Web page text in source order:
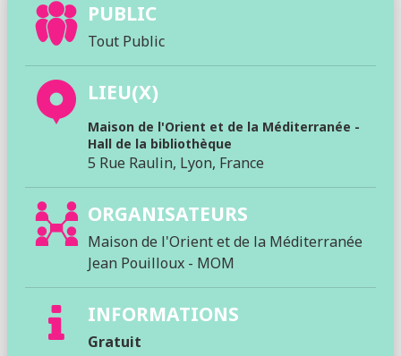
PUBLIC
Tout Public
LIEU(X)
Maison de l'Orient et de la Méditerranée -
Hall de la bibliothèque
5 Rue Raulin, Lyon, France
ORGANISATEURS
Maison de l'Orient et de la Méditerranée
Jean Pouilloux - MOM
INFORMATIONS
Gratuit